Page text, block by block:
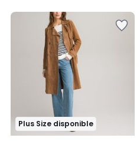
Plus Size disponible